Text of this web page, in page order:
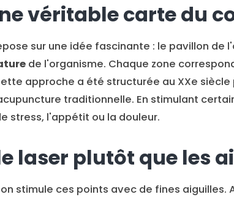
véritable carte du
sur une idée fascinante : le pavillon de
de l'organisme. Chaque zone
approche a été structurée au XXe siècle
traditionnelle. En stimulant
stress, l'appétit ou la douleur.
laser plutôt que les
stimule ces points avec de fines aiguilles.